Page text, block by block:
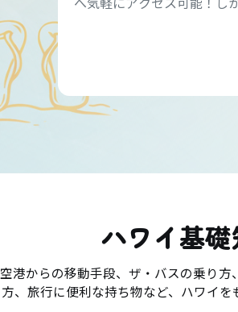
ハワイ基
空港からの移動手段、ザ・バスの乗り
方、旅行に便利な持ち物など、ハワイ